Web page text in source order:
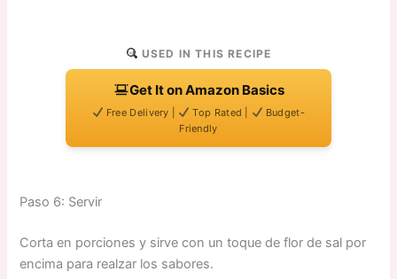
USED IN THIS RECIPE
Get It on Amazon Basics
Free Delivery | Top Rated |
Budget-
Friendly
Paso 6: Servir
Corta en porciones y sirve con un toque de flor de sal por
encima para realzar los sabores.